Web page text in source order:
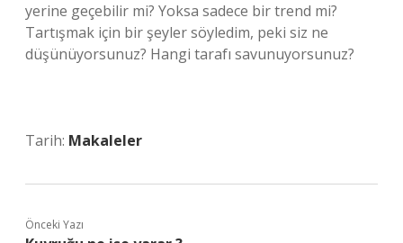
yerine geçebilir mi? Yoksa sadece bir trend mi?
Tartışmak için bir şeyler söyledim, peki siz ne
düşünüyorsunuz? Hangi tarafı savunuyorsunuz?
Tarih: Makaleler
Önceki Yazı